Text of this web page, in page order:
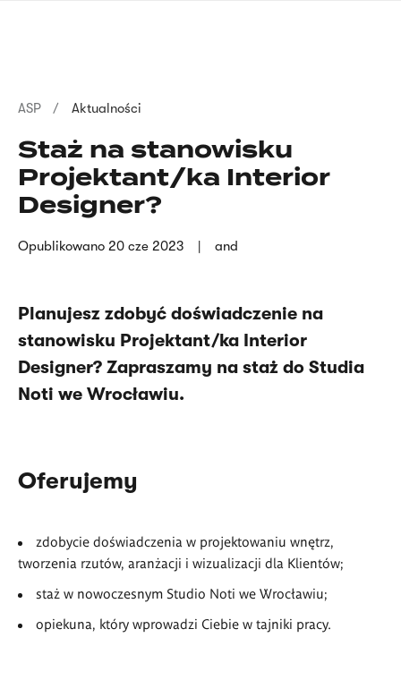
Ścieżka
nawigacyjna
ASP Aktualności
Staż na stanowisku
Projektant/ka Interior
Designer?
Opublikowano 20 cze 2023 and
Planujesz zdobyć doświadczenie na
stanowisku Projektant/ka Interior
Designer? Zapraszamy na staż do Studia
Noti we Wrocławiu.
Oferujemy
zdobycie doświadczenia w projektowaniu wnętrz,
tworzenia rzutów, aranżacji i wizualizacji dla Klientów;
staż w nowoczesnym Studio Noti we Wrocławiu;
opiekuna, który wprowadzi Ciebie w tajniki pracy.